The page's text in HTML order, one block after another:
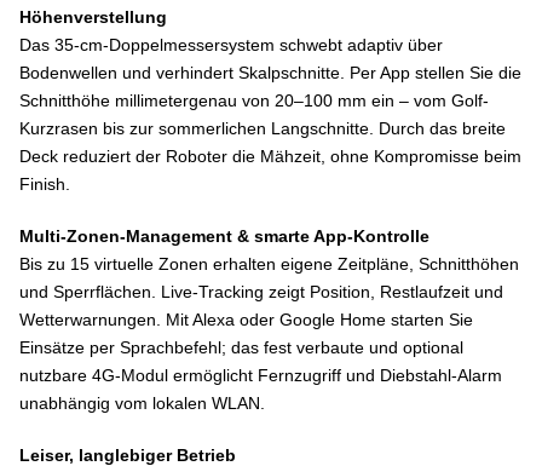
Höhenverstellung
Das 35-cm-Doppelmessersystem schwebt adaptiv über
Bodenwellen und verhindert Skalpschnitte. Per App stellen Sie die
Schnitthöhe millimetergenau von 20–100 mm ein – vom Golf-
Kurzrasen bis zur sommerlichen Langschnitte. Durch das breite
Deck reduziert der Roboter die Mähzeit, ohne Kompromisse beim
Finish.
Multi-Zonen-Management & smarte App-Kontrolle
Bis zu 15 virtuelle Zonen erhalten eigene Zeitpläne, Schnitthöhen
und Sperrflächen. Live-Tracking zeigt Position, Restlaufzeit und
Wetterwarnungen. Mit Alexa oder Google Home starten Sie
Einsätze per Sprachbefehl; das fest verbaute und optional
nutzbare 4G-Modul ermöglicht Fernzugriff und Diebstahl-Alarm
unabhängig vom lokalen WLAN.
Leiser, langlebiger Betrieb